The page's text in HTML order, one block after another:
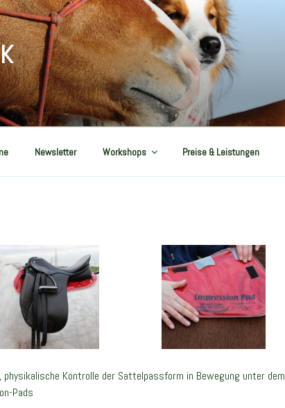
Newsletter Workshops Preise & Leistungen
Kontrolle der Sattelpassform in Bewegung unter dem
Pads